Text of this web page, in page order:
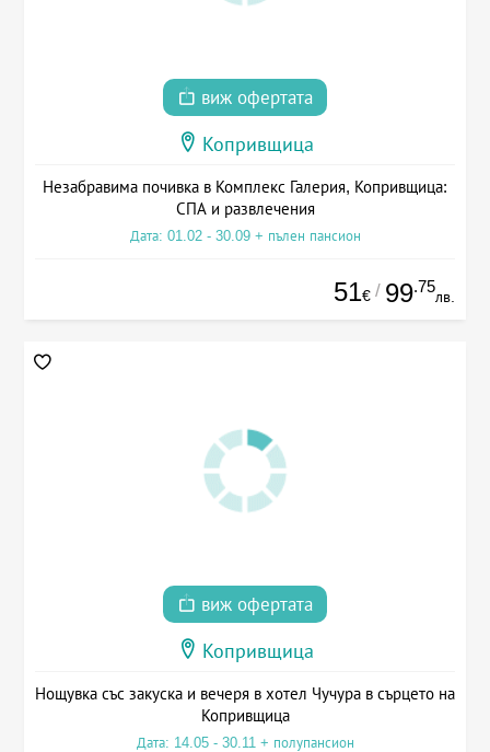
виж офертата
Копривщица
Незабравима почивка в Комплекс Галерия, Копривщица:
СПА и развлечения
Дата: 01.02 - 30.09 + пълен пансион
51€ / 99.75
лв.
виж офертата
Копривщица
Нощувка със закуска и вечеря в хотел Чучура в сърцето на
Копривщица
Дата: 14.05 - 30.11 + полупансион